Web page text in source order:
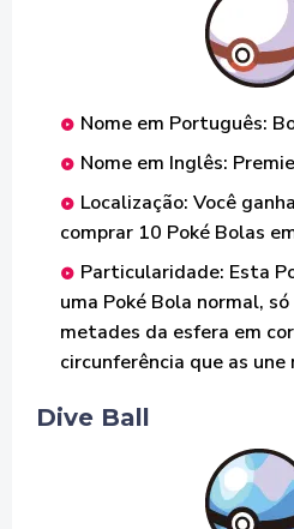
Nome em Português:
Nome em Inglês:
Localização: Você
comprar 10 Poké Bolas
Particularidade: Esta
uma Poké Bola normal,
metades da esfera em
circunferência que as une
Dive Ball